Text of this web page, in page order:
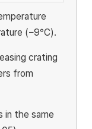
(−9°C).
crating
from
in the same